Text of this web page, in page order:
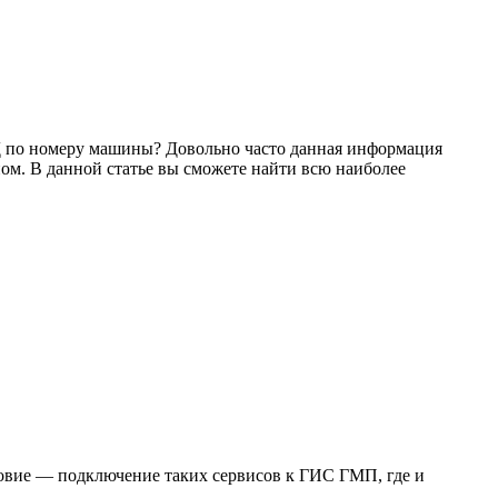
по номеру машины? Довольно часто данная информация
В данной статье вы сможете найти всю наиболее
— подключение таких сервисов к ГИС ГМП, где и